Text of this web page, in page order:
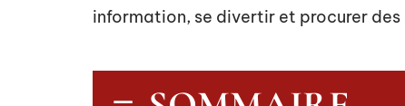
information, se divertir et procurer des